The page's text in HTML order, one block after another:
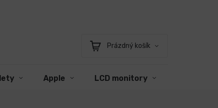
Nákupní
Prázdný košík
Apple LCD monitory